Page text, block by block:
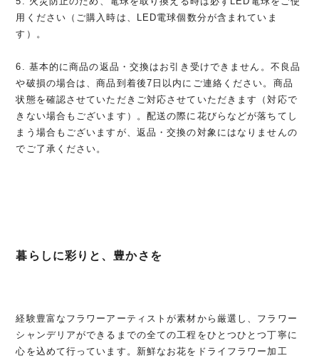
用ください（ご購入時は、LED電球個数分が含まれていま
す）。
6. 基本的に商品の返品・交換はお引き受けできません。不良品
や破損の場合は、商品到着後7日以内にご連絡ください。商品
状態を確認させていただきご対応させていただきます（対応で
きない場合もございます）。配送の際に花びらなどが落ちてし
まう場合もございますが、返品・交換の対象にはなりませんの
でご了承ください。
暮らしに彩りと、豊かさを
経験豊富なフラワーアーティストが素材から厳選し、フラワー
シャンデリアができるまでの全ての工程をひとつひとつ丁寧に
心を込めて行っています。新鮮なお花をドライフラワー加工